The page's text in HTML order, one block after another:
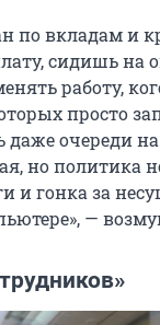
по вкладам и
сидишь на
работу,
просто
даже очереди
но политика
и гонка за
—